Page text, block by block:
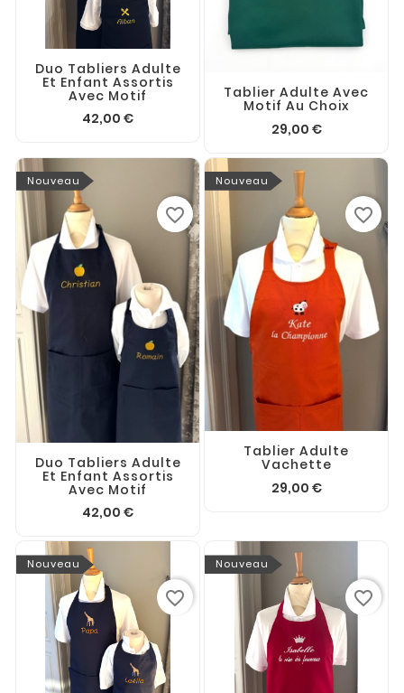
Duo Tabliers Adulte
Et Enfant Assortis
Avec Motif
42,00 €
Tablier Adulte Avec
Motif Au Choix
29,00 €
Nouveau
Duo Tabliers Adulte
Et Enfant Assortis
Avec Motif
42,00 €
favorite_border
Nouveau
Tablier Adulte
Vachette
29,00 €
favorite_border
Nouveau
favorite_border
Nouveau
favorite_border